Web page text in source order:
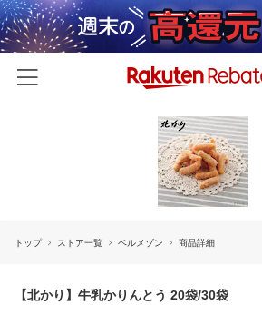
ファッション・インナー・小物
日用品・キッチン用品
リーベイツ注目ストア
友達紹介
トップ ストア一覧 ベルメゾン 商品詳細
【北かり】牛乳かりんとう 20袋/30袋